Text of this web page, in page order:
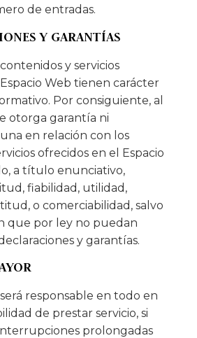
de entradas.
Y GARANTÍAS
y servicios
Web tienen carácter
Por consiguiente, al
otorga garantía ni
en relación con los
ofrecidos en el Espacio
a título enunciativo,
fiabilidad, utilidad,
o comerciabilidad, salvo
que por ley no puedan
y garantías.
responsable en todo en
de prestar servicio, si
prolongadas